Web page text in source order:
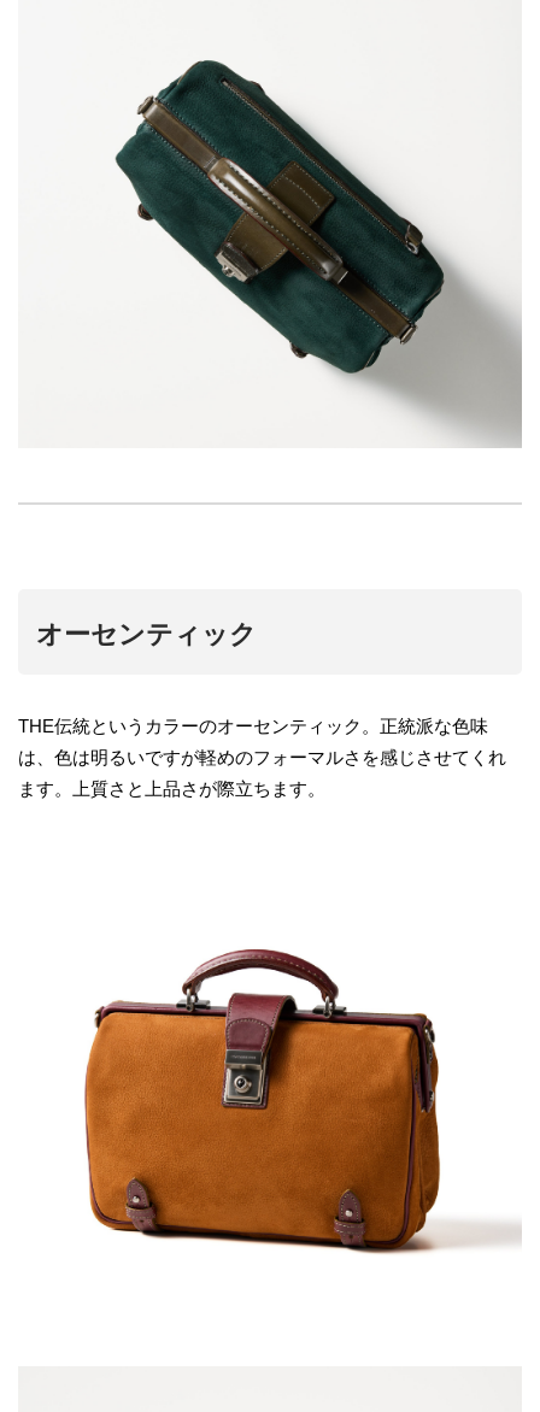
オーセンティック
THE伝統というカラーのオーセンティック。正統派な色味
は、色は明るいですが軽めのフォーマルさを感じさせてくれ
ます。上質さと上品さが際立ちます。